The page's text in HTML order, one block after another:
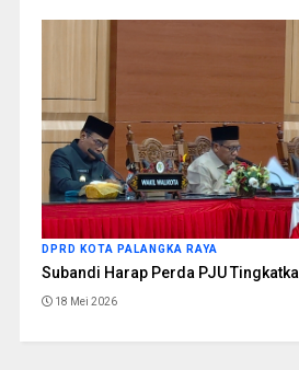
DPRD KOTA PALANGKA RAYA
Subandi Harap Perda PJU
18 Mei 2026